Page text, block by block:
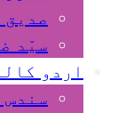
صدیق
سیّد
اردو
سندس